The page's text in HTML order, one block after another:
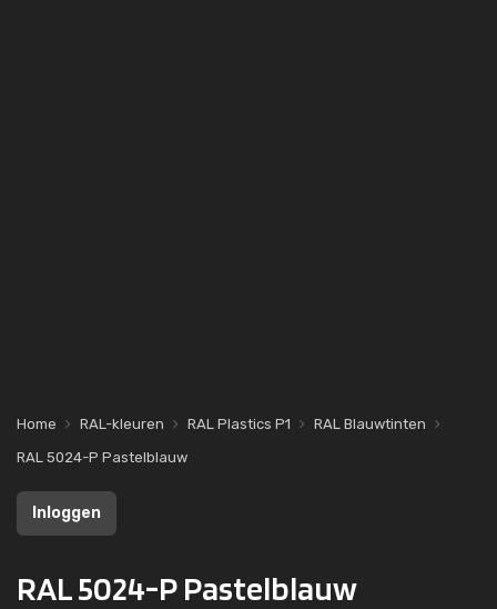
Home RAL-kleuren RAL Plastics P1
RAL Blauwtinten
RAL 5024-P Pastelblauw
Inloggen
RAL 5024-P Pastelblauw